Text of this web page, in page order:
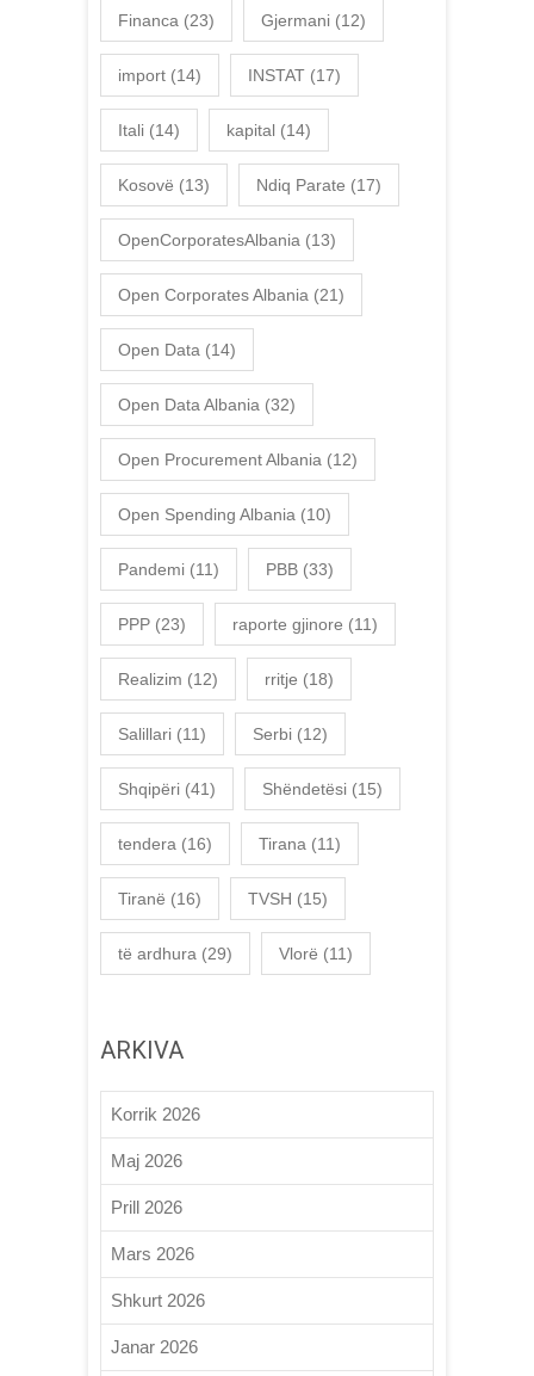
Financa (23) Gjermani (12)
import (14) INSTAT (17)
Itali (14) kapital (14)
Kosovë (13) Ndiq Parate (17)
OpenCorporatesAlbania (13)
Open Corporates Albania (21)
Open Data (14)
Open Data Albania (32)
Open Procurement Albania (12)
Open Spending Albania (10)
Pandemi (11) PBB (33)
PPP (23) raporte gjinore (11)
Realizim (12) rritje (18)
Salillari (11) Serbi (12)
Shqipëri (41) Shëndetësi (15)
tendera (16) Tirana (11)
Tiranë (16) TVSH (15)
të ardhura (29) Vlorë (11)
ARKIVA
Korrik 2026
Maj 2026
Prill 2026
Mars 2026
Shkurt 2026
Janar 2026